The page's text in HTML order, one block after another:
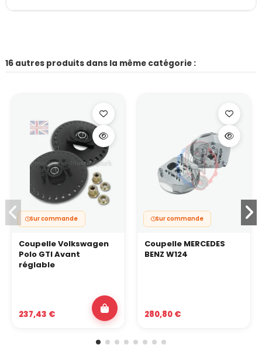
16 autres produits dans la même catégorie :
Sur commande
Coupelle Volkswagen
Polo GTI Avant
réglable
237,43 €
Sur commande
Coupelle MERCEDES
BENZ W124
280,80 €